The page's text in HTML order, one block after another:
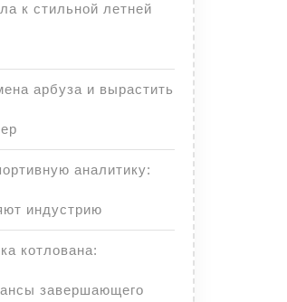
к стильной летней
арбуза и вырастить
аналитику:
индустрию
котлована:
завершающего